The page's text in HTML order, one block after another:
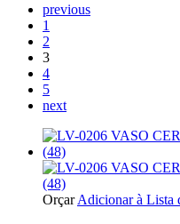
previous
1
2
3
4
5
next
Orçar Adicionar à Lista